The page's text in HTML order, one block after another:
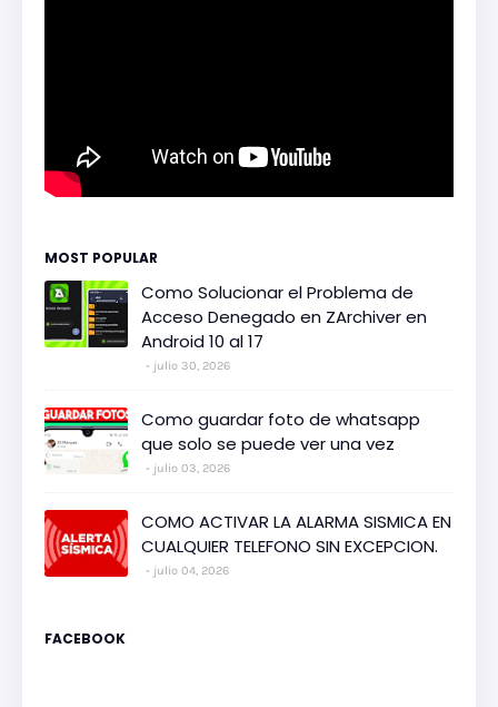
MOST POPULAR
Como Solucionar el Problema de
Acceso Denegado en ZArchiver en
Android 10 al 17
julio 30, 2026
Como guardar foto de whatsapp
que solo se puede ver una vez
julio 03, 2026
COMO ACTIVAR LA ALARMA SISMICA EN
CUALQUIER TELEFONO SIN EXCEPCION.
julio 04, 2026
FACEBOOK